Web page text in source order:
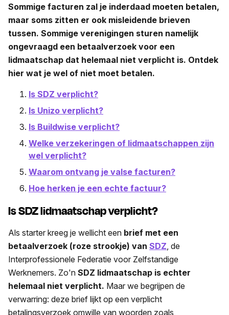
Sommige facturen zal je inderdaad moeten betalen,
maar soms zitten er ook misleidende brieven
tussen. Sommige verenigingen sturen namelijk
ongevraagd een betaalverzoek voor een
lidmaatschap dat helemaal niet verplicht is. Ontdek
hier wat je wel of niet moet betalen.
Is SDZ verplicht?
Is Unizo verplicht?
Is Buildwise verplicht?
Welke verzekeringen of lidmaatschappen zijn
wel verplicht?
Waarom ontvang je valse facturen?
Hoe herken je een echte factuur?
Is SDZ lidmaatschap verplicht?
Als starter kreeg je wellicht een brief met een
betaalverzoek (roze strookje) van SDZ , de
Interprofessionele Federatie voor Zelfstandige
Werknemers. Zo'n SDZ lidmaatschap is echter
helemaal niet verplicht. Maar we begrijpen de
verwarring: deze brief lijkt op een verplicht
betalingsverzoek omwille van woorden zoals